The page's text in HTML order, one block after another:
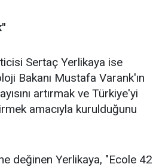
Sertaç Yerlikaya ise
Bakanı Mustafa Varank'ın
artırmak ve Türkiye'yi
amacıyla kurulduğunu
değinen Yerlikaya, "Ecole 42